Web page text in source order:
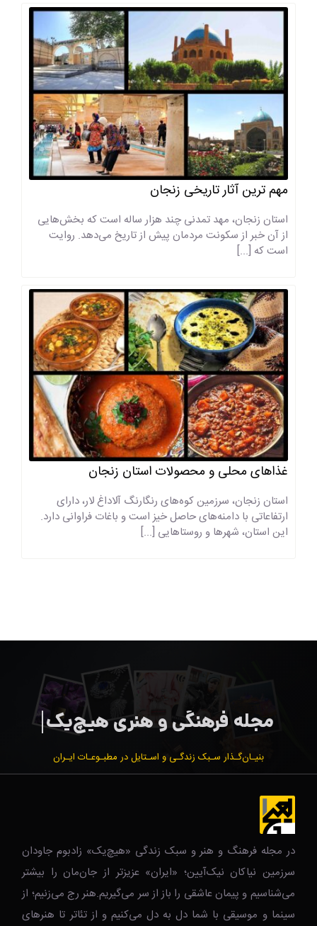
مهم ترین آثار تاریخی زنجان
استان زنجان، مهد تمدنی چند هزار ساله است که بخش‌هایی
از آن خبر از سکونت مردمان پیش از تاریخ می‌دهد. روایت
است که [...]
غذا‌های محلی و محصولات استان زنجان
استان زنجان، سرزمین کوه‌های رنگارنگ آلاداغ لار، دارای
ارتفاعاتی با دامنه‌های حاصل خیز است و باغات فراوانی دارد.
این استان، شهر‌ها و روستا‌هایی [...]
بنیـان‌گـذار سـبک زندگـی و اسـتایل در مطبـوعـات ایـران
در مجله فرهنگ و هنر و سبک زندگی‌ «هیچ‌یک» زادبوم جاودان
سرزمین نیاکان نیک‌‌‌آیین؛ «ایران» عزیزتر از جان‌مان را بیشتر
می‌شناسیم و پیمان عاشقی را باز از سر می‌گیریم.هنر رج می‌زنیم؛ از
سینما و موسیقی با شما دل به دل می‌کنیم و از تئاتر تا هنرهای